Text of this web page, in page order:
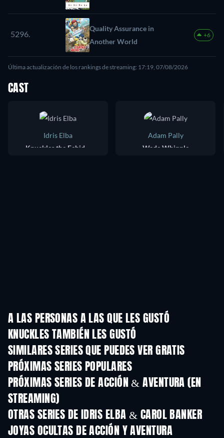
5296.
Quality Assurance in
Another World
+6
Última actualización de los rankings de streaming: 17:19, 07/08/2026
CAST
Idris Elba
Adam Pally
Wade Whipple
A LAS PERSONAS A LAS QUE LES GUSTÓ
KNUCKLES TAMBIÉN LES GUSTÓ
TV
SIMILARES SERIES QUE PUEDES VER GRATIS
TV TV
PRÓXIMAS SERIES POPULARES
TV
PRÓXIMAS SERIES DE ACCIÓN & AVENTURA (EN
STREAMING)Temporada 2
OTRAS SERIES DE IDRIS ELBA & CAROL BANKER
TV
JOYAS OCULTAS DE ACCIÓN Y AVENTURA